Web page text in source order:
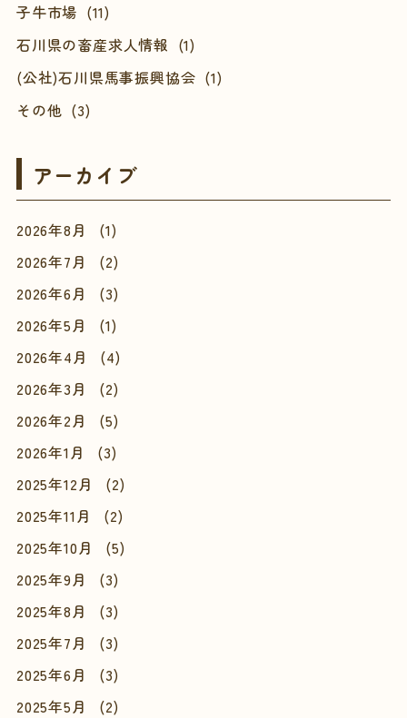
子牛市場 (11)
石川県の畜産求人情報 (1)
(公社)石川県馬事振興協会 (1)
その他 (3)
アーカイブ
2026年8月
(1)
2026年7月
(2)
2026年6月
(3)
2026年5月
(1)
2026年4月
(4)
2026年3月
(2)
2026年2月
(5)
2026年1月
(3)
2025年12月
(2)
2025年11月
(2)
2025年10月
(5)
2025年9月
(3)
2025年8月
(3)
2025年7月
(3)
2025年6月
(3)
2025年5月
(2)